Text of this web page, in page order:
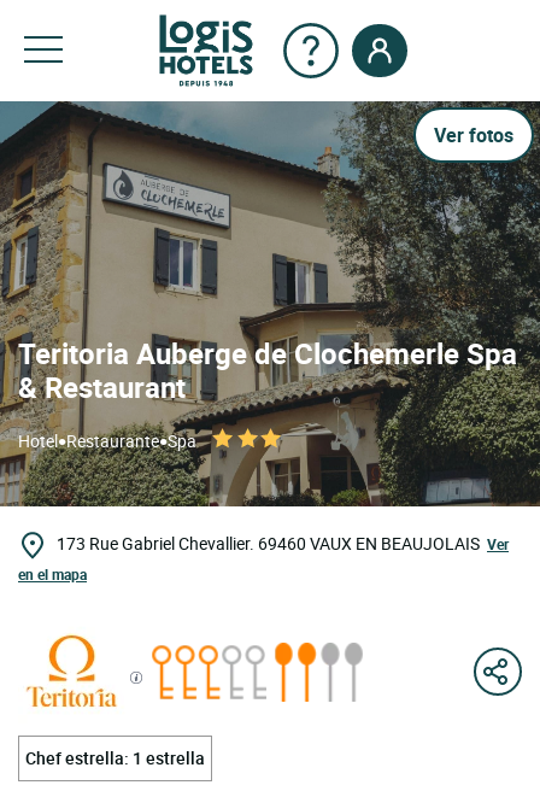
Ver fotos
Teritoria Auberge de Clochemerle Spa
& Restaurant
Hotel•Restaurante•Spa
173 Rue Gabriel Chevallier. 69460 VAUX EN BEAUJOLAIS Ver
en el mapa
Chef estrella: 1 estrella